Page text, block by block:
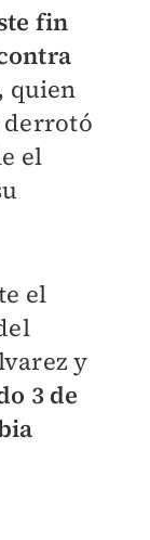
fin
quien
derrotó
el
el
y
3 de